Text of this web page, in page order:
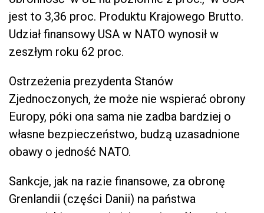
jest to 3,36 proc. Produktu Krajowego Brutto.
Udział finansowy USA w NATO wynosił w
zeszłym roku 62 proc.
Ostrzeżenia prezydenta Stanów
Zjednoczonych, że może nie wspierać obrony
Europy, póki ona sama nie zadba bardziej o
własne bezpieczeństwo, budzą uzasadnione
obawy o jedność NATO.
Sankcje, jak na razie finansowe, za obronę
Grenlandii (części Danii) na państwa